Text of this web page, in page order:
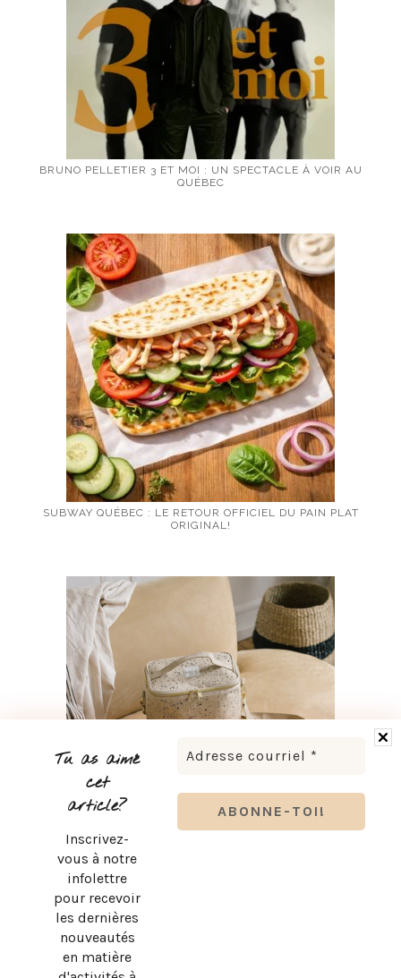
Tu as aimé
cet
article?
Inscrivez-
vous à notre
infolettre
pour recevoir
les dernières
nouveautés
en matière
BRUNO PELLETIER 3 ET MOI : UN SPECTACLE À VOIR AU
QUÉBEC
SUBWAY QUÉBEC : LE RETOUR OFFICIEL DU PAIN PLAT
ORIGINAL!
RENTRÉE SCOLAIRE : LES ESSENTIELS KOZY POUR SON